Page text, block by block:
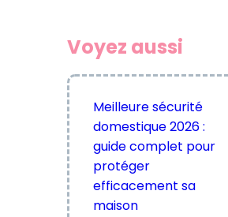
h
Voyez aussi
Meilleure sécurité
domestique 2026 :
guide complet pour
protéger
efficacement sa
maison